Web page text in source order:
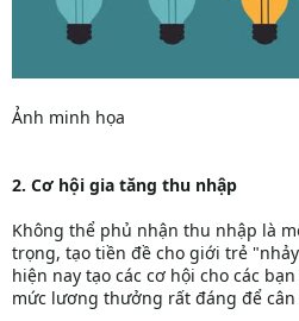
Ảnh minh họa
2. Cơ hội gia tăng thu nhập
Không thể phủ nhận thu nhập là
trọng, tạo tiền đề cho giới trẻ
hiện nay tạo các cơ hội cho các
mức lương thưởng rất đáng để cân